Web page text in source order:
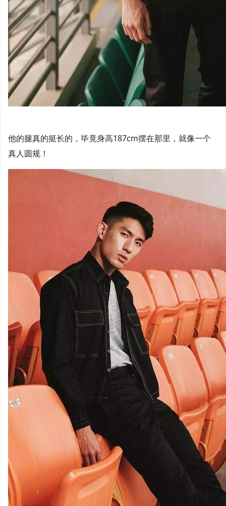
他的腿真的挺长的，毕竟身高187cm摆在那里，就像一个
真人圆规！